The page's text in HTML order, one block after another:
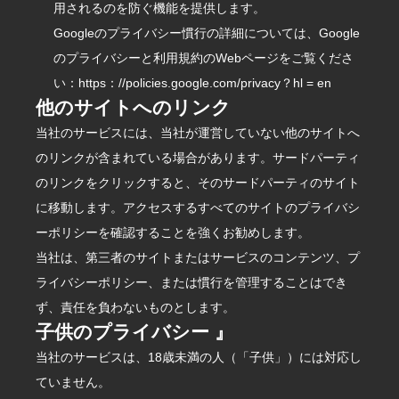
用されるのを防ぐ機能を提供します。
Googleのプライバシー慣行の詳細については、Google
のプライバシーと利用規約のWebページをご覧くださ
い： https ： //policies.google.com/privacy？hl = en
他のサイトへのリンク
当社のサービスには、当社が運営していない他のサイトへ
のリンクが含まれている場合があります。サードパーティ
のリンクをクリックすると、そのサードパーティのサイト
に移動します。アクセスするすべてのサイトのプライバシ
ーポリシーを確認することを強くお勧めします。
当社は、第三者のサイトまたはサービスのコンテンツ、プ
ライバシーポリシー、または慣行を管理することはでき
ず、責任を負わないものとします。
子供のプライバシー 』
当社のサービスは、18歳未満の人（「子供」）には対応し
ていません。